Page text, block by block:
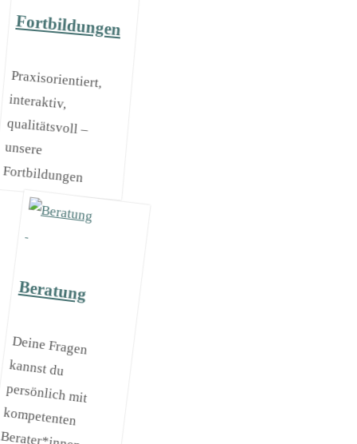
Fortbildungen
Praxisorientiert,
interaktiv,
qualitätsvoll –
unsere
Fortbildungen
Beratung
Deine Fragen
kannst du
persönlich mit
kompetenten
Berater*innen